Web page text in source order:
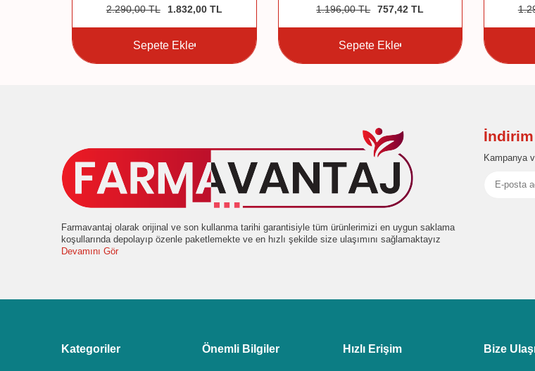
2.290,00TL 1.832,00TL
Sepete Ekle
1.196,00TL 757,42 TL
Sepete Ekle
Farmavantaj olarak orijinal ve son kullanma tarihi garantisiyle tüm ürünlerimizi en uygun saklama
koşullarında depolayıp özenle paketlemekte ve en hızlı şekilde size ulaşımını sağlamaktayız
Devamını Gör
İndirim
Kampanya
Kategoriler Önemli Bilgiler Hızlı Erişim Bize